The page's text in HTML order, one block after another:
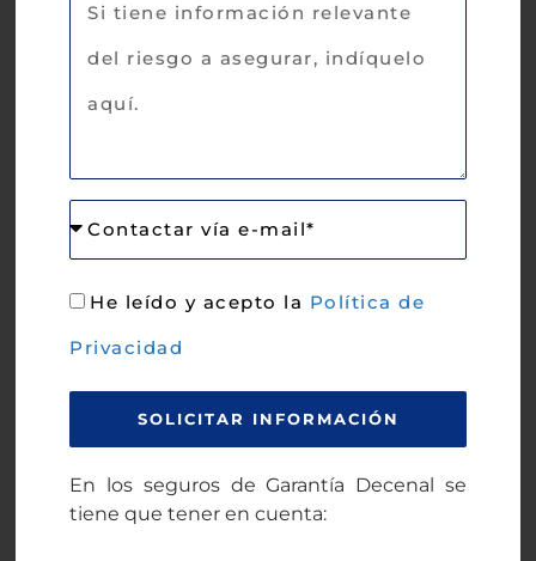
He leído y acepto la Política de
Privacidad
SOLICITAR INFORMACIÓN
En los seguros de Garantía Decenal se
tiene que tener en cuenta: